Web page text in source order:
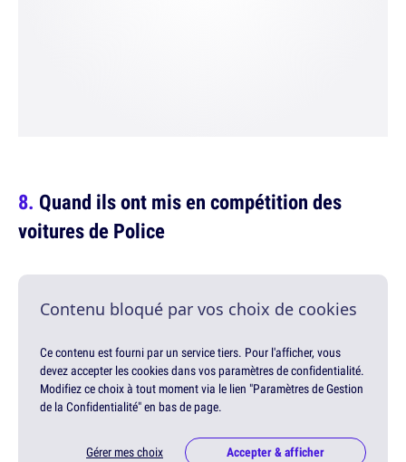
Quand ils ont mis en compétition des
voitures de Police
Contenu bloqué par vos choix de cookies
Ce contenu est fourni par un service tiers. Pour l'afficher, vous
devez accepter les cookies dans vos paramètres de confidentialité.
Modifiez ce choix à tout moment via le lien "Paramètres de Gestion
de la Confidentialité" en bas de page.
Gérer mes choix Accepter & afficher